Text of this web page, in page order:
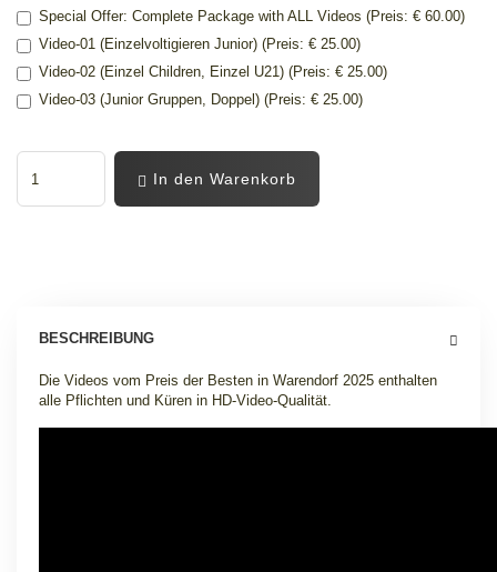
Special Offer: Complete Package with ALL Videos (Preis: € 60.00)
Video-01 (Einzelvoltigieren Junior) (Preis: € 25.00)
Video-02 (Einzel Children, Einzel U21) (Preis: € 25.00)
Video-03 (Junior Gruppen, Doppel) (Preis: € 25.00)
In den Warenkorb
BESCHREIBUNG
Die Videos vom Preis der Besten in Warendorf 2025 enthalten
alle Pflichten und Küren in HD-Video-Qualität.